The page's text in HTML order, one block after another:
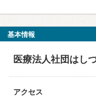
基本情報
医療法人社団はし
アクセス